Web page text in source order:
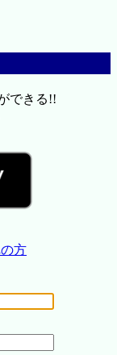
できる!!
方